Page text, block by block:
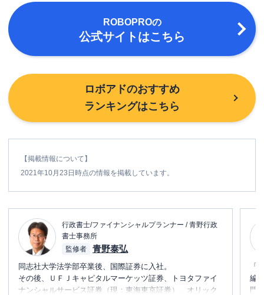
ROBOPROの
公式サイトはこちら
ロボアドのおすすめ
ランキングはこちら
【掲載情報について】
2021年10月23日時点の情報を掲載しています。
行政書士/ファイナンシャルプランナー / 青野行政
書士事務所
監修者
青野泰弘
同志社大学法学部卒業後、国際証券に入社。
その後、ＵＦＪキャピタルマーケッツ証券、トヨタファイ
ナンシャルサービス証券（現：東海東京証券）、オリック
「
編
門